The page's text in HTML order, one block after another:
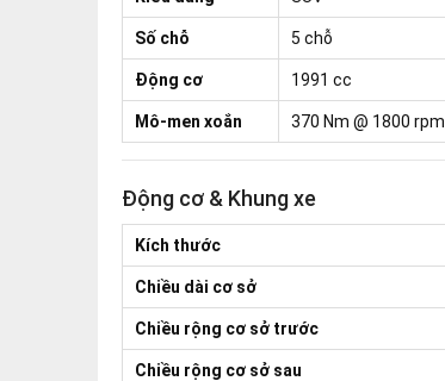
Số chỗ 5 chỗ
Động cơ 1991 cc
Mô-men xoắn 370 Nm @ 1800 rpm
Động cơ & Khung xe
Kích thước
Chiều dài cơ sở
Chiều rộng cơ sở trước
Chiều rộng cơ sở sau